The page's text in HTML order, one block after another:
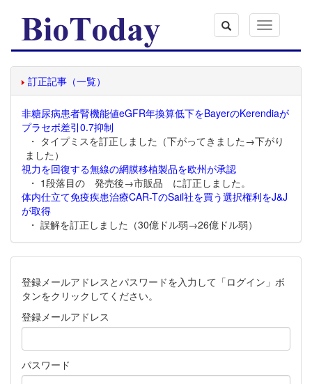
Toggle
navigation
訂正記事（一覧）
非糖尿病患者腎機能値eGFR年換算低下をBayerのKerendiaが
プラセボ差引0.7抑制
・ タイプミスを訂正しました（下がってきました→下がり
ました）
視力を回復する無線の網膜移植製品を欧州が承認
・ 1段落目の 発売後→市販品 に訂正しました。
体内仕立て免疫疾患治療CAR-TのSail社を買う選択権利をJ&J
が取得
・ 誤解を訂正しました（30億ドル弱→26億ドル弱）
登録メールアドレスとパスワードを入力して「ログイン」ボ
タンをクリックしてください。
登録メールアドレス
パスワード